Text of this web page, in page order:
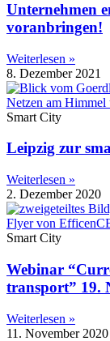
Unternehmen
voranbringen!
Weiterlesen »
8. Dezember 2021
Smart City
Leipzig zur
Weiterlesen »
2. Dezember 2020
Smart City
Webinar
transport” 19.
Weiterlesen »
11. November 2020